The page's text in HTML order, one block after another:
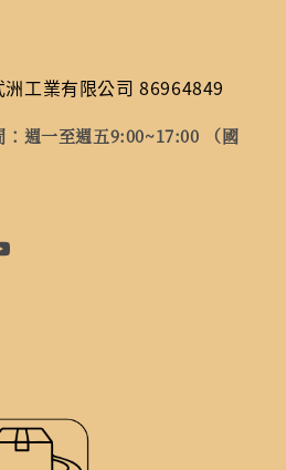
工業有限公司 86964849
：週一至週五9:00~17:00 （國